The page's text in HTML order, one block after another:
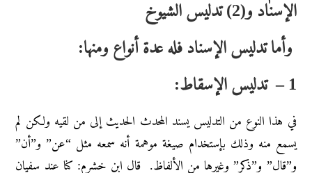
الإسناد و(2) تدليس الشيوخ
وأما تدليس الإسناد فله عدة أنواع ومنها:
1 – تدليس الإسقاط:
في هذا النوع من التدليس يسند المحدث الحديث إلى من لقيه ولكن لم
يسمع منه وذلك بإستخدام صيغة موهمة أنه سمعه مثل “عن” و”أن”
و”قال” و”ذكر” وغيرها من الألفاظ. قال ابن خشرم: كنا عند سفيان